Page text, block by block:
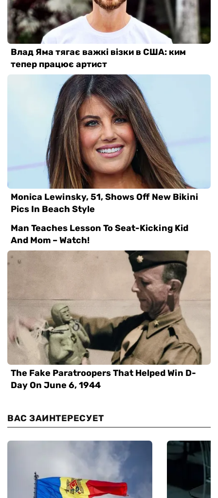
ВАС ЗАИНТЕРЕСУЕТ